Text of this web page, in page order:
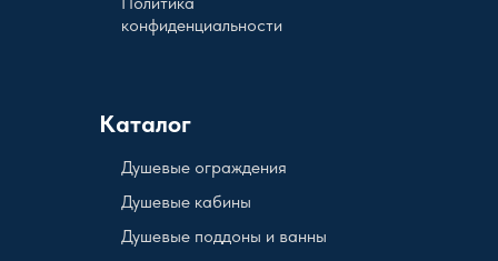
конфиденциальности
Каталог
Душевые кабины
Душевые поддоны и ванны
Душевые ограждения